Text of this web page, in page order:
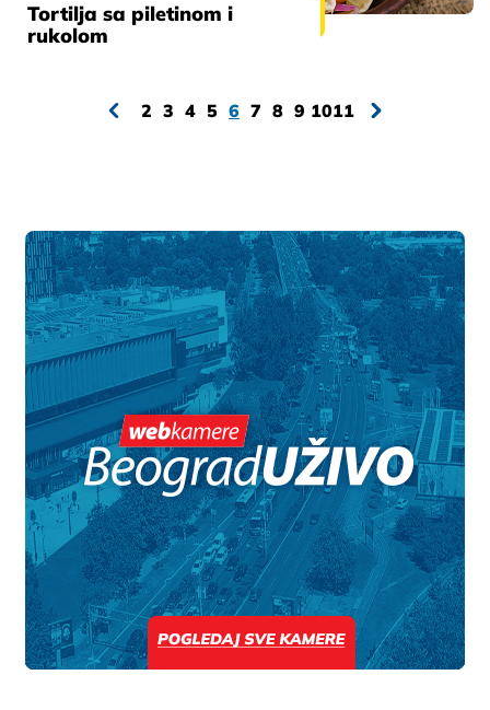
Tortilja sa piletinom i
rukolom
2 3 4 5 6 7 8 9 1011